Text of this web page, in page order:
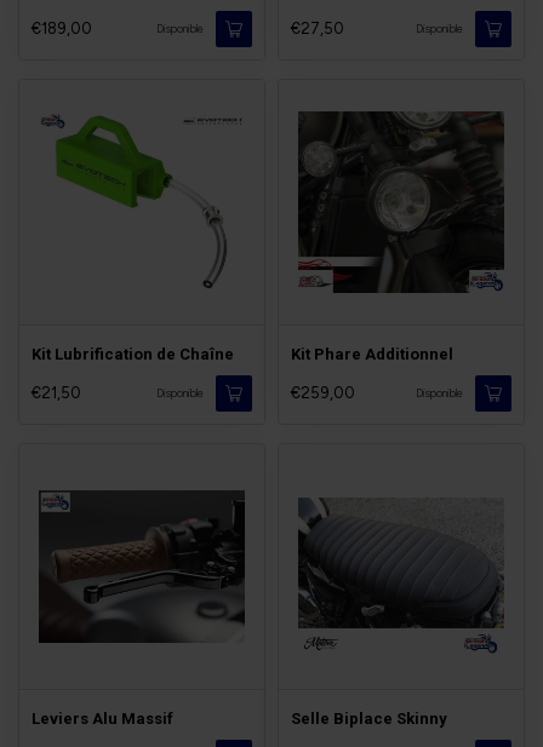
€189,00 Disponible €27,50 Disponible
Kit Lubrification de Chaîne
€21,50 Disponible
Kit Phare Additionnel
€259,00 Disponible
Leviers Alu Massif Selle Biplace Skinny